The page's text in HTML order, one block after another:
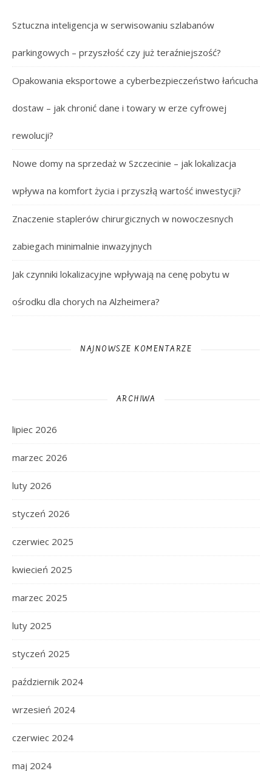
Sztuczna inteligencja w serwisowaniu szlabanów
parkingowych – przyszłość czy już teraźniejszość?
Opakowania eksportowe a cyberbezpieczeństwo łańcucha
dostaw – jak chronić dane i towary w erze cyfrowej
rewolucji?
Nowe domy na sprzedaż w Szczecinie – jak lokalizacja
wpływa na komfort życia i przyszłą wartość inwestycji?
Znaczenie staplerów chirurgicznych w nowoczesnych
zabiegach minimalnie inwazyjnych
Jak czynniki lokalizacyjne wpływają na cenę pobytu w
ośrodku dla chorych na Alzheimera?
NAJNOWSZE KOMENTARZE
ARCHIWA
lipiec 2026
marzec 2026
luty 2026
styczeń 2026
czerwiec 2025
kwiecień 2025
marzec 2025
luty 2025
styczeń 2025
październik 2024
wrzesień 2024
czerwiec 2024
maj 2024